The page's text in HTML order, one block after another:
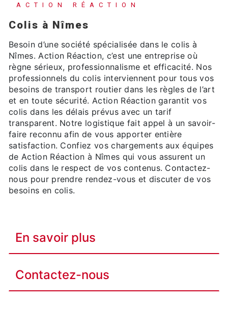
ACTION RÉACTION
colis à Nîmes
Besoin d’une société spécialisée dans le colis à
Nîmes. Action Réaction, c’est une entreprise où
règne sérieux, professionnalisme et efficacité. Nos
professionnels du colis interviennent pour tous vos
besoins de transport routier dans les règles de l’art
et en toute sécurité. Action Réaction garantit vos
colis dans les délais prévus avec un tarif
transparent. Notre logistique fait appel à un savoir-
faire reconnu afin de vous apporter entière
satisfaction. Confiez vos chargements aux équipes
de Action Réaction à Nîmes qui vous assurent un
colis dans le respect de vos contenus. Contactez-
nous pour prendre rendez-vous et discuter de vos
besoins en colis.
En savoir plus
Contactez-nous